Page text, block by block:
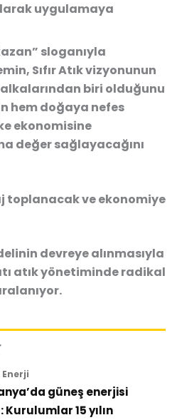
uygulamaya
sloganıyla
Sıfır Atık vizyonunun
biri olduğunu
hem doğaya nefes
ekonomisine
değer sağlayacağını
toplanacak ve ekonomiye
devreye alınmasıyla
atık yönetiminde radikal
güneş enerjisi
15 yılın